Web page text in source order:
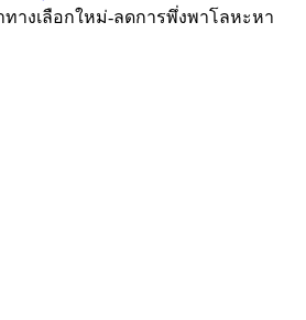
างเลือกใหม่-ลดการพึ่งพาโลหะหา